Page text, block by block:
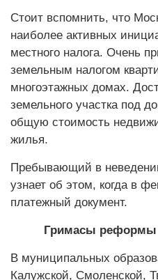
Стоит вспомнить, что
наиболее активных
местного налога. Очень
земельным налогом
многоэтажных домах.
земельного участка под
общую стоимость
жилья.
Пребывающий в
узнает об этом, когда в
платежный документ.
Гримасы реформы
В муниципальных
Калужской, Смоленской,